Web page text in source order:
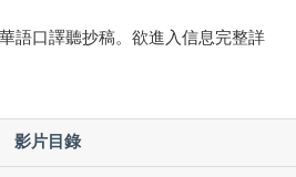
語口譯聽抄稿。欲進入信息完整詳
影片目錄